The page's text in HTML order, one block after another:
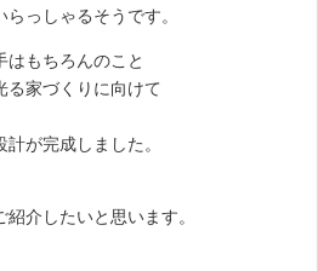
っしゃるそうです。
はもちろんのこと
る家づくりに向けて
が完成しました。
介したいと思います。